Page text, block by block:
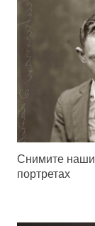
Снимите
портретах